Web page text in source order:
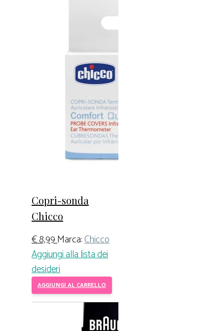
Copri-sonda
Chicco
€8,99Marca:Chicco
Aggiungi alla lista dei
desideri
AGGIUNGI AL CARRELLO